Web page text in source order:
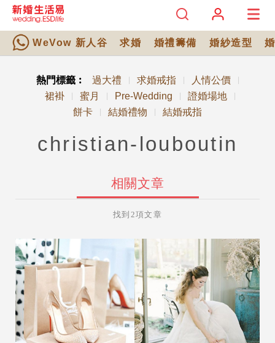
WeVow 新人谷 求婚 婚禮籌備 婚紗造型
熱門標籤︰ 過大禮 求婚戒指 人情公價
裙褂 蜜月 Pre-Wedding 證婚場地
餅卡 結婚禮物 結婚戒指
christian-louboutin
相關文章
找到2項文章